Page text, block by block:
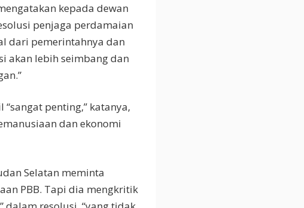
kepada dewan
penjaga perdamaian
dari pemerintahnya dan
akan lebih seimbang dan
penting,” katanya,
dan ekonomi
Selatan meminta
PBB. Tapi dia mengkritik